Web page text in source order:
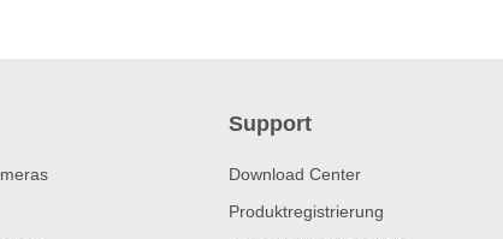
Support
Download Center
Produktregistrierung